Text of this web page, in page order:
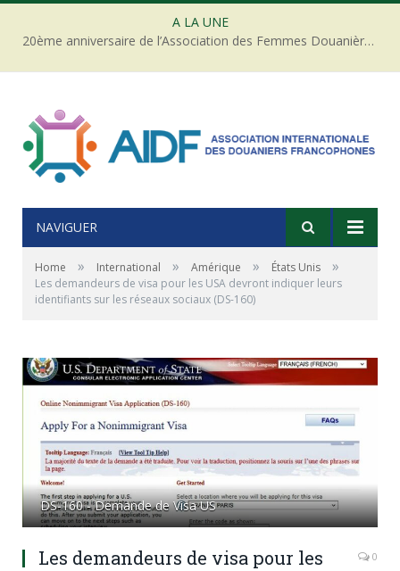
A LA UNE
20ème anniversaire de l’Association des Femmes Douanières de Côte d’ivoire
NAVIGUER
Home » International » Amérique » États Unis »
Les demandeurs de visa pour les USA devront indiquer leurs
identifiants sur les réseaux sociaux (DS-160)
DS-160 - Demande de Visa US
Les demandeurs de visa pour les
0